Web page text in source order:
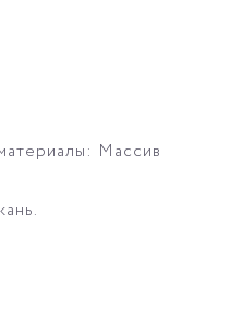
Массив